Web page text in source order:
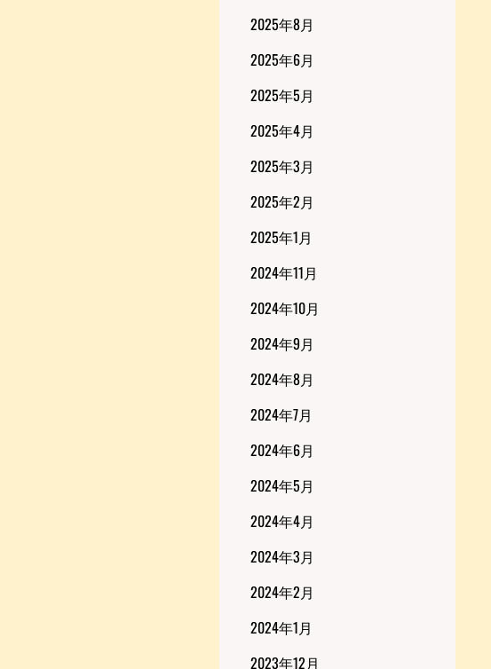
2025年8月
2025年6月
2025年5月
2025年4月
2025年3月
2025年2月
2025年1月
2024年11月
2024年10月
2024年9月
2024年8月
2024年7月
2024年6月
2024年5月
2024年4月
2024年3月
2024年2月
2024年1月
2023年12月